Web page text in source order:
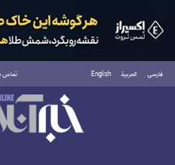
فارسی العربية English تماس
جمعه ۱۶ مرداد ۱۴۰۵